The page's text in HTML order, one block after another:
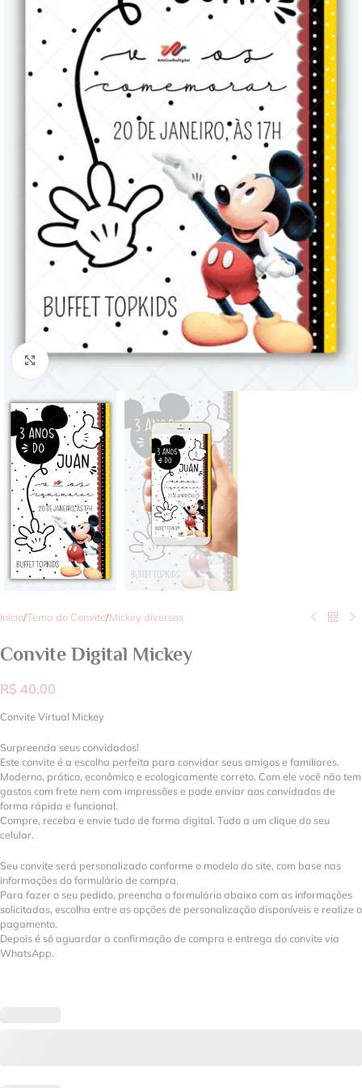
Clique para ampliar
Início/Tema do Convite/Mickey diversos
Convite Digital Mickey
R$ 40,00
Convite Virtual Mickey
Surpreenda seus convidados!
Este convite é a escolha perfeita para convidar seus amigos e familiares.
Moderno, prático, econômico e ecologicamente correto. Com ele você não tem
gastos com frete nem com impressões e pode enviar aos convidados de
forma rápida e funcional.
Compre, receba e envie tudo de forma digital. Tudo a um clique do seu
celular.
Seu convite será personalizado conforme o modelo do site, com base nas
informações do formulário de compra.
Para fazer o seu pedido, preencha o formulário abaixo com as informações
solicitadas, escolha entre as opções de personalização disponíveis e realize o
pagamento.
Depois é só aguardar a confirmação de compra e entrega do convite via
WhatsApp.